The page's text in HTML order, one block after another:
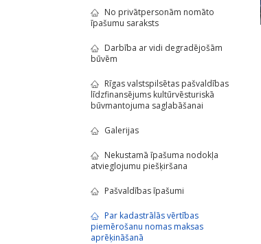
No privātpersonām nomāto
īpašumu saraksts
Darbība ar vidi degradējošām
būvēm
Rīgas valstspilsētas pašvaldības
līdzfinansējums kultūrvēsturiskā
būvmantojuma saglabāšanai
Galerijas
Nekustamā īpašuma nodokļa
atvieglojumu piešķiršana
Pašvaldības īpašumi
Par kadastrālās vērtības
piemērošanu nomas maksas
aprēķināšanā